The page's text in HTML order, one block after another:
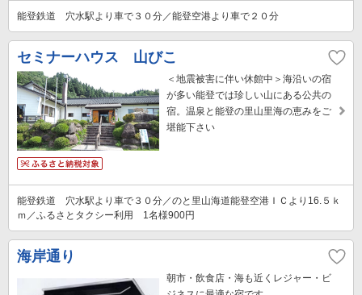
能登鉄道 穴水駅より車で３０分／能登空港より車で２０分
セミナーハウス 山びこ
＜地震被害に伴い休館中＞海沿いの宿
が多い能登では珍しい山にある公共の
宿。温泉と能登の里山里海の恵みをご
堪能下さい
能登鉄道 穴水駅より車で３０分／のと里山海道能登空港ＩＣより16.５ｋ
ｍ／ふるさとタクシー利用 1名様900円
海岸通り
朝市・飲食店・海も近くレジャー・ビ